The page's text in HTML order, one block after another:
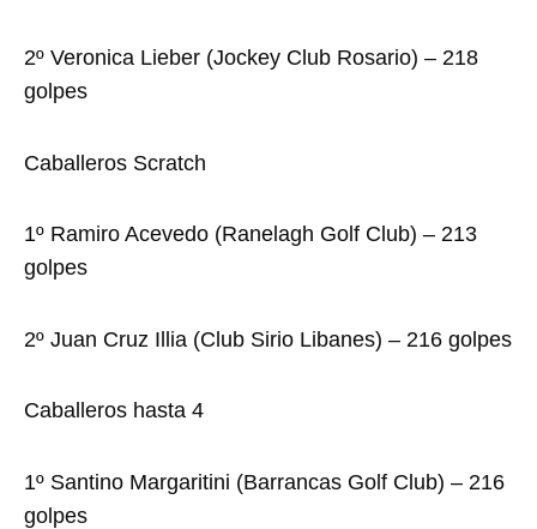
2º Veronica Lieber (Jockey Club Rosario) – 218
golpes
Caballeros Scratch
1º Ramiro Acevedo (Ranelagh Golf Club) – 213
golpes
2º Juan Cruz Illia (Club Sirio Libanes) – 216 golpes
Caballeros hasta 4
1º Santino Margaritini (Barrancas Golf Club) – 216
golpes